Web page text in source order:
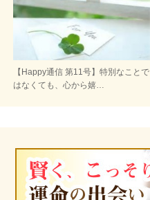
【Happy通信 第11号】特別なことで
はなくても、心から嬉…